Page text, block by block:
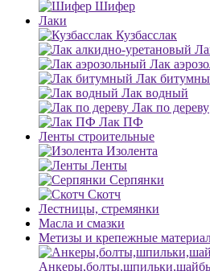
Шифер
Лаки
Кузбасслак
Лак
Лак
Лак водный
Лак по дереву
Лак ПФ
Ленты строительные
Изолента
Ленты
Серпянки
Скотч
Лестницы, стремянки
Масла и смазки
Метизы и крепежные